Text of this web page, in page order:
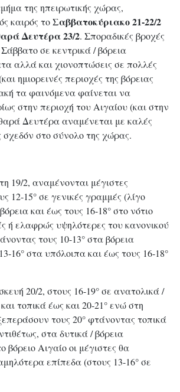
της ηπειρωτικής χώρας,
καιρός τοΣαββατοκύριακο 21-22/2
Δευτέρα 23/2. Σποραδικές βροχές
σε κεντρικά / βόρεια
αλλά και χιονοπτώσεις σε πολλές
ημιορεινές περιοχές της βόρειας
τα φαινόμενα φαίνεται να
στην περιοχή του Αιγαίου (και στην
Δευτέρα αναμένεται με καλές
σχεδόν στο σύνολο της χώρας.
19/2, αναμένονται μέγιστες
12-15° σε γενικές γραμμές (λίγο
και έως τους 16-18° στο νότιο
ή ελαφρώς υψηλότερες του κανονικού
τους 10-13° στα βόρεια
16° στα υπόλοιπα και έως τους 16-18°
20/2, στους 16-19° σε ανατολικά /
τοπικά έως και 20-21° ενώ στη
τους 20° φτάνοντας τοπικά
στα δυτικά / βόρεια
βόρειο Αιγαίο οι μέγιστες θα
επίπεδα (στους 13-16° σε